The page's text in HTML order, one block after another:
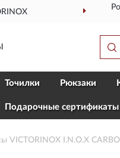
Точилки Рюкзаки
Подарочные сертификаты
VICTORINOX I.N.O.X